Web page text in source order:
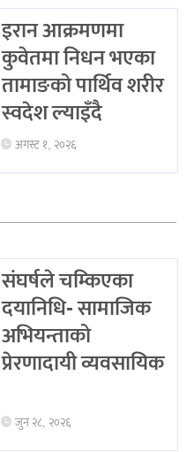
इरान आक्रमणमा
कुवेतमा निधन भएका
तामाङको पार्थिव शरीर
स्वदेश ल्याइँदै
अगस्ट १, २०२६
संघर्षले चम्किएका
दयानिधि- सामाजिक
अभियन्ताको
प्रेरणादायी व्यवसायिक
जुन २८, २०२६